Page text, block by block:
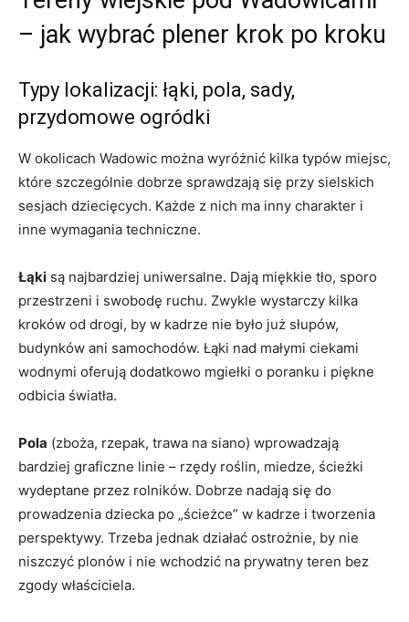
– jak wybrać plener krok po kroku
Typy lokalizacji: łąki, pola, sady,
przydomowe ogródki
W okolicach Wadowic można wyróżnić kilka typów miejsc,
które szczególnie dobrze sprawdzają się przy sielskich
sesjach dziecięcych. Każde z nich ma inny charakter i
inne wymagania techniczne.
Łąki są najbardziej uniwersalne. Dają miękkie tło, sporo
przestrzeni i swobodę ruchu. Zwykle wystarczy kilka
kroków od drogi, by w kadrze nie było już słupów,
budynków ani samochodów. Łąki nad małymi ciekami
wodnymi oferują dodatkowo mgiełki o poranku i piękne
odbicia światła.
Pola (zboża, rzepak, trawa na siano) wprowadzają
bardziej graficzne linie – rzędy roślin, miedze, ścieżki
wydeptane przez rolników. Dobrze nadają się do
prowadzenia dziecka po „ścieżce” w kadrze i tworzenia
perspektywy. Trzeba jednak działać ostrożnie, by nie
niszczyć plonów i nie wchodzić na prywatny teren bez
zgody właściciela.